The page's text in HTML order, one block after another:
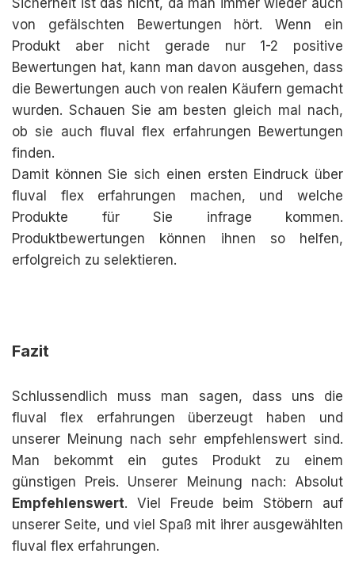
Sicherheit ist das nicht, da man immer wieder auch
von gefälschten Bewertungen hört. Wenn ein
Produkt aber nicht gerade nur 1-2 positive
Bewertungen hat, kann man davon ausgehen, dass
die Bewertungen auch von realen Käufern gemacht
wurden. Schauen Sie am besten gleich mal nach,
ob sie auch fluval flex erfahrungen Bewertungen
finden.
Damit können Sie sich einen ersten Eindruck über
fluval flex erfahrungen machen, und welche
Produkte für Sie infrage kommen.
Produktbewertungen können ihnen so helfen,
erfolgreich zu selektieren.
Fazit
Schlussendlich muss man sagen, dass uns die
fluval flex erfahrungen überzeugt haben und
unserer Meinung nach sehr empfehlenswert sind.
Man bekommt ein gutes Produkt zu einem
günstigen Preis. Unserer Meinung nach: Absolut
Empfehlenswert. Viel Freude beim Stöbern auf
unserer Seite, und viel Spaß mit ihrer ausgewählten
fluval flex erfahrungen.